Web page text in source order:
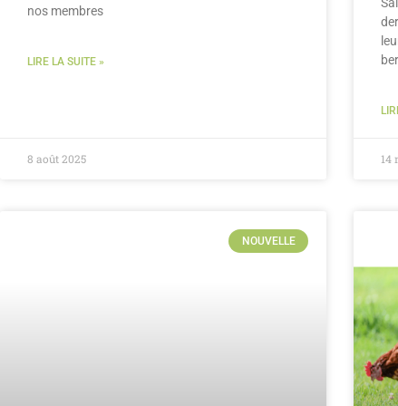
nos membres
LIRE LA SUITE »
8 août 2025 14
NOUVELLE